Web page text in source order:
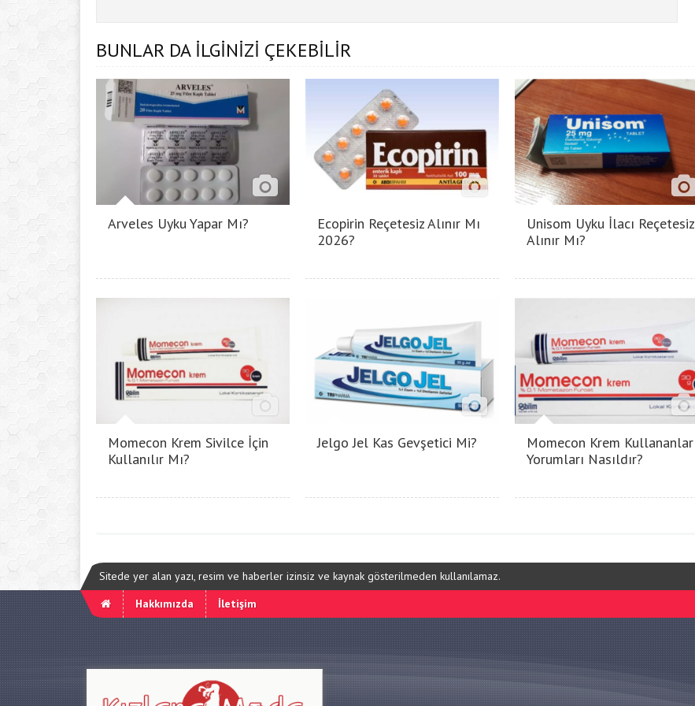
BUNLAR DA İLGİNİZİ ÇEKEBİLİR
Arveles Uyku Yapar Mı?
Ecopirin Reçetesiz Alınır Mı
2026?
Unisom Uyku İlacı Reçetesiz
Alınır Mı?
Momecon Krem Sivilce İçin
Kullanılır Mı?
Jelgo Jel Kas Gevşetici Mi?
Momecon Krem Kullananlar
Yorumları Nasıldır?
Sitede yer alan yazı, resim ve haberler izinsiz ve kaynak gösterilmeden kullanılamaz.
Hakkımızda
İletişim